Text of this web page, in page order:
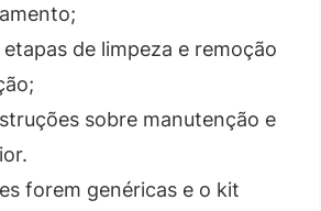
de limpeza e remoção
sobre manutenção e
forem genéricas e o kit